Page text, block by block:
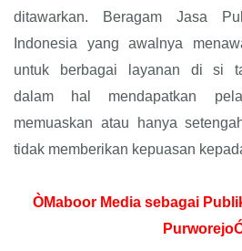
ditawarkan. Beragam Jasa
Indonesia yang awalnya
untuk berbagai layanan di si
dalam hal mendapatkan
memuaskan atau hanya
tidak memberikan kepuasan
ÒMaboor Media sebagai